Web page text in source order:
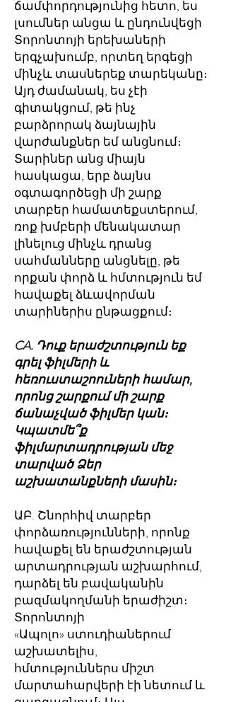
ճամփորդությունից հետո, ես
լսումներ անցա և ընդունվեցի
Տորոնտոյի երեխաների
երգչախումբ, որտեղ երգեցի
մինչև տասներեք տարեկանը։
Այդ ժամանակ, ես չէի
գիտակցում, թե ինչ
բարձրորակ ձայնային
վարժանքներ եմ անցնում։
Տարիներ անց միայն
հասկացա, երբ ձայնս
օգտագործեցի մի շարք
տարբեր համատեքստերում,
ռոք խմբերի մենակատար
լինելուց մինչև դրանց
սահմանները անցնելը, թե
որքան փորձ և հմտություն եմ
հավաքել ձևավորման
տարիներիս ընթացքում։
CA. Դուք երաժշտություն եք
գրել ֆիլմերի և
հեռուստաշոուների համար,
որոնց շարքում մի շարք
ճանաչված ֆիլմեր կան։
Կպատմե՞ք
ֆիլմարտադրության մեջ
տարված Ձեր
աշխատանքների մասին։
ԱԲ. Շնորհիվ տարբեր
փորձառությունների, որոնք
հավաքել են երաժշտության
արտադրության աշխարհում,
դարձել են բավականին
բազմակողմանի երաժիշտ։
Տորոնտոյի
«Ապոլո» ստուդիաներում
աշխատելիս,
հմտություններս միշտ
մարտահարվերի էի նետում և